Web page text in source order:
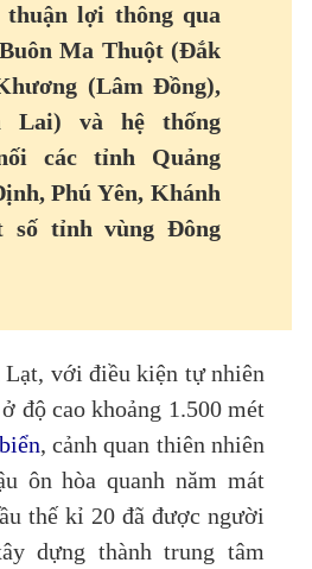
thuận lợi thông qua
Ma Thuột (Đắk
(Lâm Đồng),
Lai) và hệ thống
các tỉnh Quảng
Phú Yên, Khánh
số tỉnh vùng Đông
với điều kiện tự nhiên
độ cao khoảng 1.500 mét
, cảnh quan thiên nhiên
ôn hòa quanh năm mát
thế kỉ 20 đã được người
dựng thành trung tâm